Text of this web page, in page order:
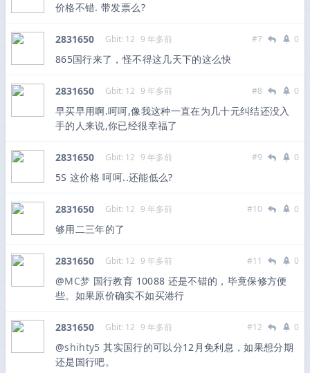
价格不错. 带发票么?
2831650 Gbit: 12 9 年多前 #7 0
865国行来了，怪不得这几天下的这么快
2831650 Gbit: 12 9 年多前 #8 0
早买早用啊.呵呵,像我这种一直在为几十元纠结还没入
手的人来说,你已经很幸福了
2831650 Gbit: 12 9 年多前 #9 0
5S 这价格 呵呵..还能低么?
2831650 Gbit: 12 9 年多前 #10 0
够用二三年的了
2831650 Gbit: 12 9 年多前 #11 0
@MC梦 国行教育 10088 还是不错的，毕竟保修方便
些。如果原价确实不如买港行
2831650 Gbit: 12 9 年多前 #12 0
@shihty5 其实国行的可以分12月免利息，如果想分期
还是国行吧。